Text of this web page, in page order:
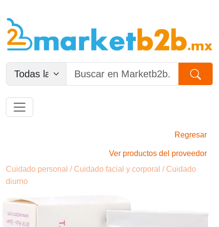
Regresar
Ver productos del proveedor
Cuidado personal / Cuidado facial y corporal / Cuidado
diurno